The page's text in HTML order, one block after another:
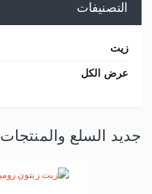
التصنيفات
زيت
عرض الكل
جديد السلع والمنتجات